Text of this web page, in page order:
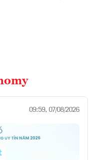
09:59, 07/08/2026